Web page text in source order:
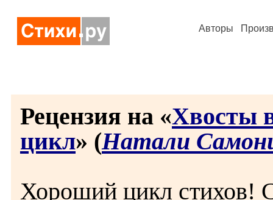
Авторы
Рецензия на «Хвосты
цикл» (Натали
Хороший цикл стихов!